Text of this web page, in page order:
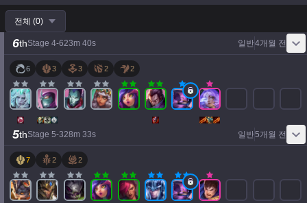
전체 (0)
6thStage 4-623m 40s 일반4개월 전
6 3 3 2 2
5thStage 5-328m 33s 일반5개월 전
7 2 2